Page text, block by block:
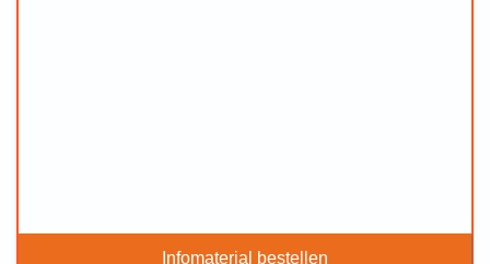
Infomaterial bestellen